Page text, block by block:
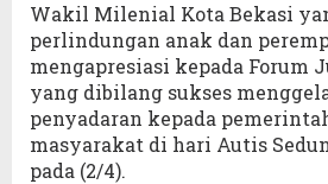
Wakil Milenial Kota Bekasi
perlindungan anak dan
mengapresiasi kepada Forum
yang dibilang sukses
penyadaran kepada
masyarakat di hari Autis
pada (2/4).